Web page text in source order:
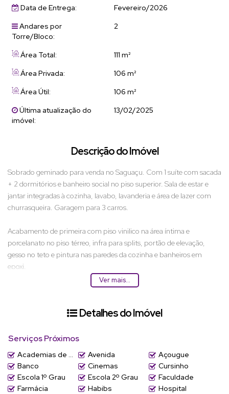
Data de Entrega:
Fevereiro/2026
Andares por
Torre/Bloco:
2
Área Total:
111 m²
Área Privada:
106 m²
Área Útil:
106 m²
Última atualização do
imóvel:
13/02/2025
Descrição do Imóvel
Sobrado geminado para venda no Saguaçu. Com 1 suíte com sacada
+ 2 dormitórios e banheiro social no piso superior. Sala de estar e
jantar integradas à cozinha, lavabo, lavanderia e área de lazer com
churrasqueira. Garagem para 3 carros.
Acabamento de primeira com piso vinilico na área íntima e
porcelanato no piso térreo, infra para splits, portão de elevação,
gesso no teto e pintura nas paredes da cozinha e banheiros em
epoxi.
Excelente localização próximo ao colégio Bonja e fácil acesso ao
Ver mais...
Detalhes do Imóvel
Serviços Próximos
Academias de ginástica Avenida
Açougue
Banco
Cinemas
Cursinho
Escola 1º Grau
Escola 2º Grau
Faculdade
Farmácia
Habibs
Hospital